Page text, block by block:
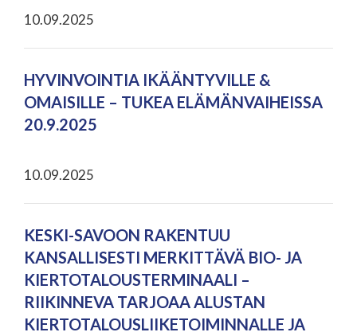
10.09.2025
HYVINVOINTIA IKÄÄNTYVILLE &
OMAISILLE – TUKEA ELÄMÄNVAIHEISSA
20.9.2025
10.09.2025
KESKI-SAVOON RAKENTUU
KANSALLISESTI MERKITTÄVÄ BIO- JA
KIERTOTALOUSTERMINAALI –
RIIKINNEVA TARJOAA ALUSTAN
KIERTOTALOUSLIIKETOIMINNALLE JA